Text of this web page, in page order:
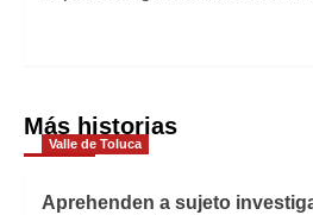
Más historias
Valle de Toluca
Aprehenden a sujeto